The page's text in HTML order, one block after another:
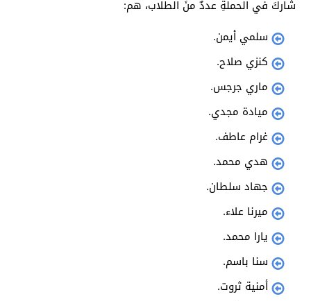
شاركَ في الحملةِ عددٌ منَ الطلاب، هم:
سلمي أيمن.
كنزي صلاح.
ماري جرجس.
ميادة مجدي.
غرام عاطف.
هدي محمد.
جهاد سلطان.
ميرنا علاء.
يارا محمد.
سنا باسم.
أمنية ثروت.